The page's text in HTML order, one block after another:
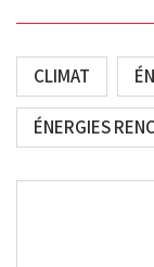
CLIMAT
ÉNERGIES